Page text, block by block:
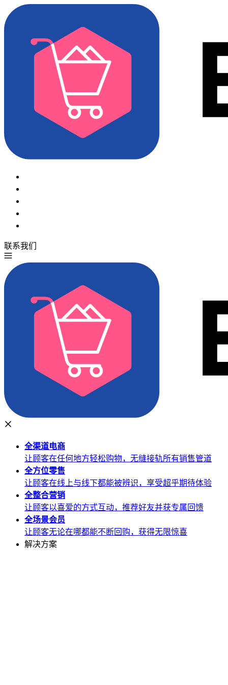
联系我们
全渠道电商
让顾客在任何地方轻松购物，无缝接轨所有销售管道
全方位零售
让顾客在线上与线下都能被辨识，享受超乎期待体验
全整合营销
让顾客以喜爱的方式互动，推荐好友并获专属回馈
全场景会员
让顾客无论在哪都能不断回购，获得无限惊喜
解决方案